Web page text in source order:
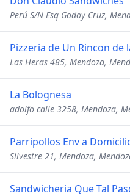
Perú S/N Esq Godoy Cruz,
Pizzeria de Un Rincon de
Las Heras 485, Mendoza,
La Bolognesa
adolfo calle 3258, Mendoza,
Parripollos Env a
Silvestre 21, Mendoza,
Sandwicheria Que Tal